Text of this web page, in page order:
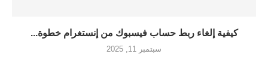
كيفية إلغاء ربط حساب فيسبوك من إنستغرام خطوة...
سبتمبر 11, 2025